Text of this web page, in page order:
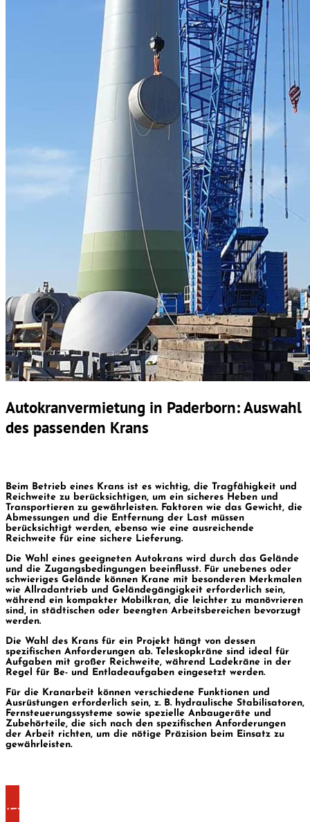
Autokranvermietung in Paderborn: Auswahl
des passenden Krans
Beim Betrieb eines Krans ist es wichtig, die Tragfähigkeit und
Reichweite zu berücksichtigen, um ein sicheres Heben und
Transportieren zu gewährleisten. Faktoren wie das Gewicht, die
Abmessungen und die Entfernung der Last müssen
berücksichtigt werden, ebenso wie eine ausreichende
Reichweite für eine sichere Lieferung.
Die Wahl eines geeigneten Autokrans wird durch das Gelände
und die Zugangsbedingungen beeinflusst. Für unebenes oder
schwieriges Gelände können Krane mit besonderen Merkmalen
wie Allradantrieb und Geländegängigkeit erforderlich sein,
während ein kompakter Mobilkran, die leichter zu manövrieren
sind, in städtischen oder beengten Arbeitsbereichen bevorzugt
werden.
Die Wahl des Krans für ein Projekt hängt von dessen
spezifischen Anforderungen ab. Teleskopkräne sind ideal für
Aufgaben mit großer Reichweite, während Ladekräne in der
Regel für Be- und Entladeaufgaben eingesetzt werden.
Für die Kranarbeit können verschiedene Funktionen und
Ausrüstungen erforderlich sein, z. B. hydraulische Stabilisatoren,
Fernsteuerungssysteme sowie spezielle Anbaugeräte und
Zubehörteile, die sich nach den spezifischen Anforderungen
der Arbeit richten, um die nötige Präzision beim Einsatz zu
gewährleisten.
JETZT KONTAKT AUFNEHMEN